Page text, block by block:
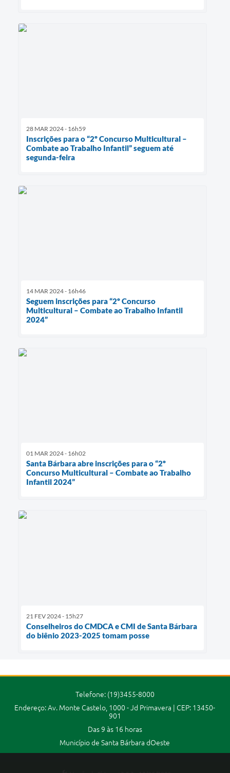
28 MAR 2024 - 16h59
Inscrições para o “2º Concurso Multicultural –
Combate ao Trabalho Infantil” seguem até
segunda-feira
14 MAR 2024 - 16h46
Seguem inscrições para “2º Concurso
Multicultural – Combate ao Trabalho Infantil
2024”
01 MAR 2024 - 16h02
Santa Bárbara abre inscrições para o “2º
Concurso Multicultural – Combate ao Trabalho
Infantil 2024”
21 FEV 2024 - 15h27
Conselheiros do CMDCA e CMI de Santa Bárbara
do biênio 2023-2025 tomam posse
Telefone: (19)3455-8000
Endereço: Av. Monte Castelo, 1000 - Jd Primavera | CEP: 13450-
901
Das 9 às 16 horas
Município de Santa Bárbara dOeste